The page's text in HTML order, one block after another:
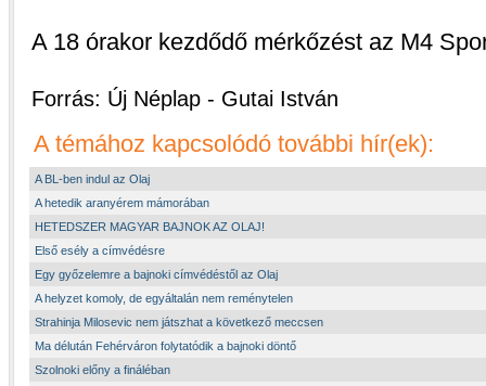
A 18 órakor kezdődő mérkőzést az M4
Forrás: Új Néplap - Gutai István
A témához kapcsolódó további hír(ek):
A BL-ben indul az Olaj
A hetedik aranyérem mámorában
HETEDSZER MAGYAR BAJNOK AZ OLAJ!
Első esély a címvédésre
Egy győzelemre a bajnoki címvédéstől az Olaj
A helyzet komoly, de egyáltalán nem reménytelen
Strahinja Milosevic nem játszhat a következő meccsen
Ma délután Fehérváron folytatódik a bajnoki döntő
Szolnoki előny a fináléban